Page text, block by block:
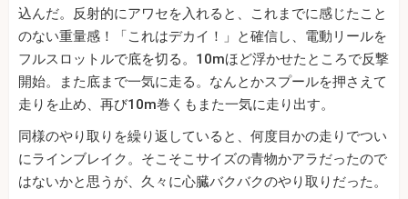
込んだ。反射的にアワセを入れると、これまでに感じたこと
のない重量感！「これはデカイ！」と確信し、電動リールを
フルスロットルで底を切る。10mほど浮かせたところで反撃
開始。また底まで一気に走る。なんとかスプールを押さえて
走りを止め、再び10m巻くもまた一気に走り出す。
同様のやり取りを繰り返していると、何度目かの走りでつい
にラインブレイク。そこそこサイズの青物かアラだったので
はないかと思うが、久々に心臓バクバクのやり取りだった。